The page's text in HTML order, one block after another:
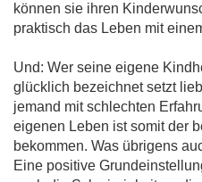
können sie ihren
praktisch das Leben mit
Und: Wer seine eigene
glücklich bezeichnet setzt
jemand mit schlechten
eigenen Leben ist somit der
bekommen. Was übrigens
Eine positive